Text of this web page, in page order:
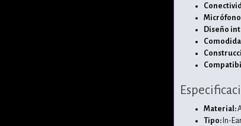
Diseño
Material:
Tipo:In-Ear